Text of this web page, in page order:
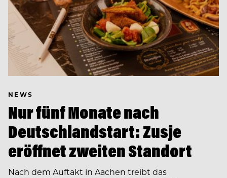
NEWS
Nur fünf Monate nach
Deutschlandstart: Zusje
eröffnet zweiten Standort
Nach dem Auftakt in Aachen treibt das